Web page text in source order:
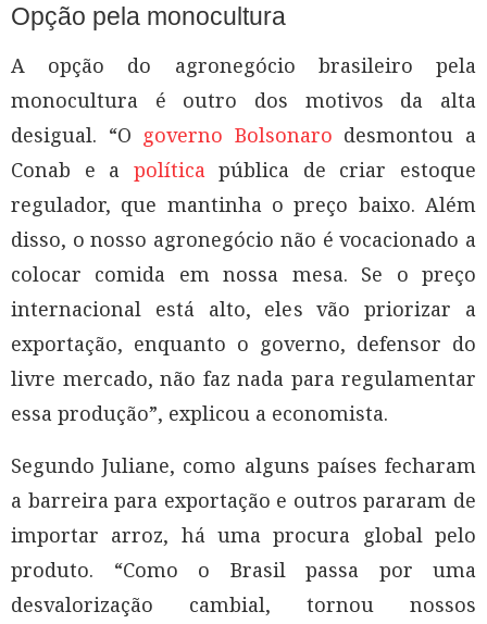
Opção pela monocultura
A opção do agronegócio brasileiro pela
monocultura é outro dos motivos da alta
desigual. “O governo Bolsonaro desmontou a
Conab e a política pública de criar estoque
regulador, que mantinha o preço baixo. Além
disso, o nosso agronegócio não é vocacionado a
colocar comida em nossa mesa. Se o preço
internacional está alto, eles vão priorizar a
exportação, enquanto o governo, defensor do
livre mercado, não faz nada para regulamentar
essa produção”, explicou a economista.
Segundo Juliane, como alguns países fecharam
a barreira para exportação e outros pararam de
importar arroz, há uma procura global pelo
produto. “Como o Brasil passa por uma
desvalorização cambial, tornou nossos